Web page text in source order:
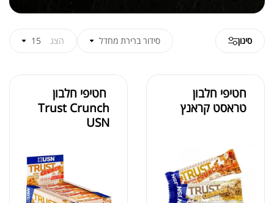
סינון סידור ברירת מחדל הצג 15
חטיפי חלבון
טראסט קראנץ
חטיפי חלבון
Trust Crunch
USN